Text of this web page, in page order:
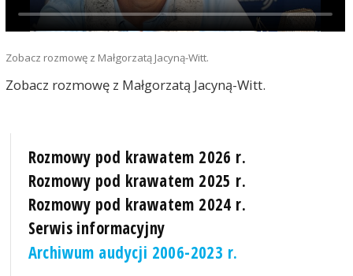
Zobacz rozmowę z Małgorzatą Jacyną-Witt.
Zobacz rozmowę z Małgorzatą Jacyną-Witt.
Rozmowy pod krawatem 2026 r.
Rozmowy pod krawatem 2025 r.
Rozmowy pod krawatem 2024 r.
Serwis informacyjny
Archiwum audycji 2006-2023 r.